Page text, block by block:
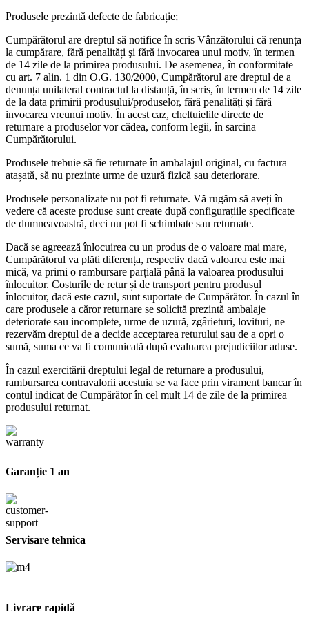
Produsele prezintă defecte de fabricație;
Cumpărătorul are dreptul să notifice în scris Vânzătorului că renunța
la cumpărare, fără penalități şi fără invocarea unui motiv, în termen
de 14 zile de la primirea produsului. De asemenea, în conformitate
cu art. 7 alin. 1 din O.G. 130/2000, Cumpărătorul are dreptul de a
denunța unilateral contractul la distanță, în scris, în termen de 14 zile
de la data primirii produsului/produselor, fără penalități și fără
invocarea vreunui motiv. În acest caz, cheltuielile directe de
returnare a produselor vor cădea, conform legii, în sarcina
Cumpărătorului.
Produsele trebuie să fie returnate în ambalajul original, cu factura
atașată, să nu prezinte urme de uzură fizică sau deteriorare.
Produsele personalizate nu pot fi returnate. Vă rugăm să aveți în
vedere că aceste produse sunt create după configurațiile specificate
de dumneavoastră, deci nu pot fi schimbate sau returnate.
Dacă se agreează înlocuirea cu un produs de o valoare mai mare,
Cumpărătorul va plăti diferența, respectiv dacă valoarea este mai
mică, va primi o rambursare parțială până la valoarea produsului
înlocuitor. Costurile de retur și de transport pentru produsul
înlocuitor, dacă este cazul, sunt suportate de Cumpărător. În cazul în
care produsele a căror returnare se solicită prezintă ambalaje
deteriorate sau incomplete, urme de uzură, zgârieturi, lovituri, ne
rezervăm dreptul de a decide acceptarea returului sau de a opri o
sumă, suma ce va fi comunicată după evaluarea prejudiciilor aduse.
În cazul exercitării dreptului legal de returnare a produsului,
rambursarea contravalorii acestuia se va face prin virament bancar în
contul indicat de Cumpărător în cel mult 14 de zile de la primirea
produsului returnat.
Garanție 1 an
Servisare tehnica
Livrare rapidă